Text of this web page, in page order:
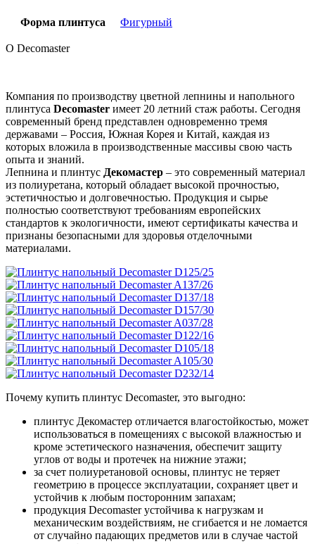
Форма плинтуса Фигурный
О Decomaster
Компания по производству цветной лепнины и напольного
плинтуса Decomaster имеет 20 летний стаж работы. Сегодня
современный бренд представлен одновременно тремя
державами – Россия, Южная Корея и Китай, каждая из
которых вложила в производственные массивы свою часть
опыта и знаний.
Лепнина и плинтус Декомастер – это современный материал
из полиуретана, который обладает высокой прочностью,
эстетичностью и долговечностью. Продукция и сырье
полностью соответствуют требованиям европейских
стандартов к экологичности, имеют сертификаты качества и
признаны безопасными для здоровья отделочными
материалами.
Почему купить плинтус Decomaster, это выгодно:
плинтус Декомастер отличается влагостойкостью, может
использоваться в помещениях с высокой влажностью и
кроме эстетического назначения, обеспечит защиту
углов от воды и протечек на нижние этажи;
за счет полиуретановой основы, плинтус не теряет
геометрию в процессе эксплуатации, сохраняет цвет и
устойчив к любым посторонним запахам;
продукция Decomaster устойчива к нагрузкам и
механическим воздействиям, не сгибается и не ломается
от случайно падающих предметов или в случае частой